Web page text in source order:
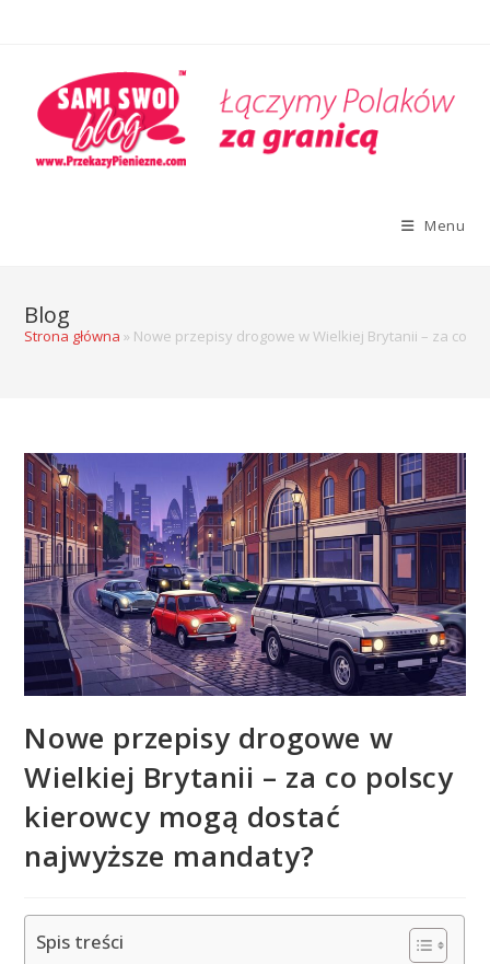
Menu
Blog
Strona główna » Nowe przepisy drogowe w Wielkiej Brytanii – za co
Nowe przepisy drogowe w
Wielkiej Brytanii – za co polscy
kierowcy mogą dostać
najwyższe mandaty?
Spis treści